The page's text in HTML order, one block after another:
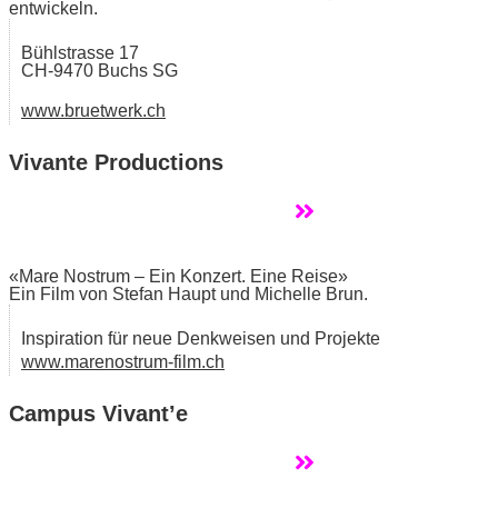
entwickeln.
Bühlstrasse 17
CH-9470 Buchs SG
www.bruetwerk.ch
Vivante Productions
«Mare Nostrum – Ein Konzert. Eine Reise»
Ein Film von Stefan Haupt und Michelle Brun.
Inspiration für neue Denkweisen und Projekte
www.marenostrum-film.ch
Campus Vivant’e